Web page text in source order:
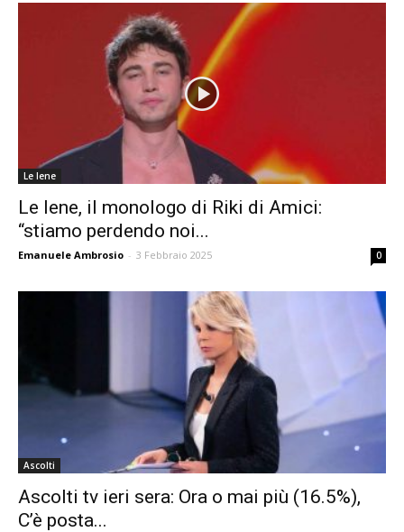
Le Iene
Le Iene, il monologo di Riki di Amici:
“stiamo perdendo noi...
Emanuele Ambrosio - 3 Febbraio 2025 0
Ascolti
Ascolti tv ieri sera: Ora o mai più (16.5%),
C’è posta...